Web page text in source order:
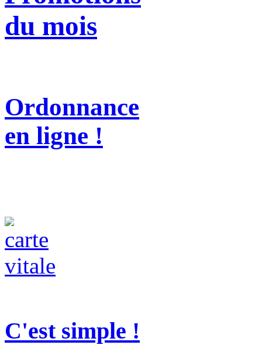
du mois
Ordonnance
en ligne !
C'est simple !